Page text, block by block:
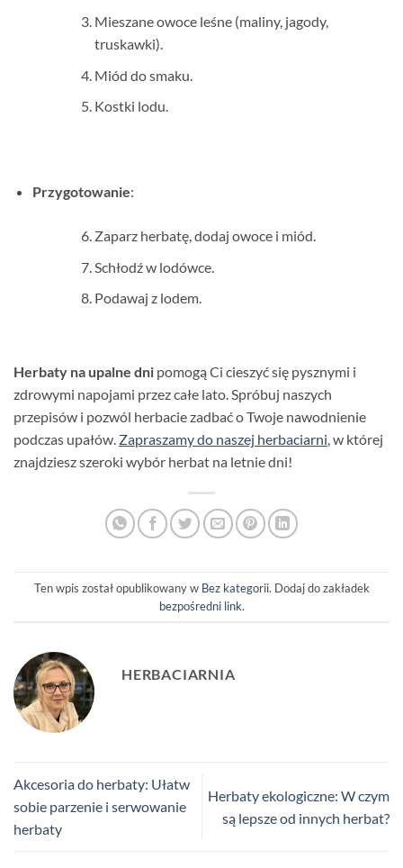
Mieszane owoce leśne (maliny, jagody,
truskawki).
Miód do smaku.
Kostki lodu.
Przygotowanie:
Zaparz herbatę, dodaj owoce i miód.
Schłodź w lodówce.
Podawaj z lodem.
Herbaty na upalne dni pomogą Ci cieszyć się pysznymi i
zdrowymi napojami przez całe lato. Spróbuj naszych
przepisów i pozwól herbacie zadbać o Twoje nawodnienie
podczas upałów. Zapraszamy do naszej herbaciarni, w której
znajdziesz szeroki wybór herbat na letnie dni!
Ten wpis został opublikowany w Bez kategorii. Dodaj do zakładek
bezpośredni link.
HERBACIARNIA
Akcesoria do herbaty: Ułatw
sobie parzenie i serwowanie
herbaty
Herbaty ekologiczne: W czym
są lepsze od innych herbat?